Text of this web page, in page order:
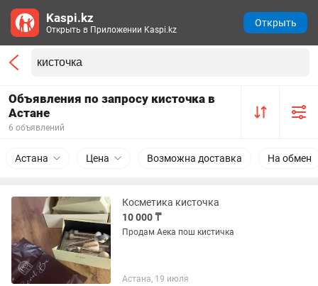
Объявления по запросу кисточка в
Астане
6 объявлений
Астана Цена Возможна доставка На обмен
Косметика кисточка
10 000 ₸
Продам Аека пош кистичка
Астана, 19 июля
Kaspi.kz
Открыть в Приложении Kaspi.kz
Открыть